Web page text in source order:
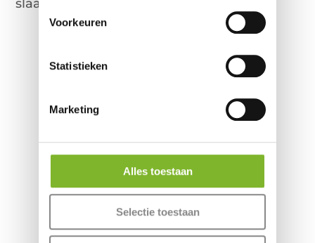
Voorkeuren
Statistieken
Marketing
Alles toestaan
Selectie toestaan
slaapcomfort goed genoeg is.
Meer informatie
Collectie